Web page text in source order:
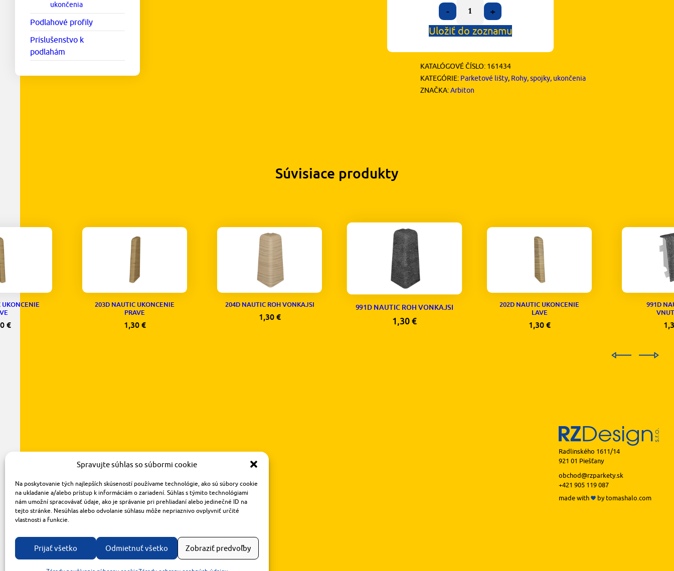
Spravujte súhlas so súbormi cookie
Na poskytovanie tých najlepších skúseností používame technológie, ako sú súbory cookie
na ukladanie a/alebo prístup k informáciám o zariadení. Súhlas s týmito technológiami
nám umožní spracovávať údaje, ako je správanie pri prehliadaní alebo jedinečné ID na
tejto stránke. Nesúhlas alebo odvolanie súhlasu môže nepriaznivo ovplyvniť určité
vlastnosti a funkcie.
Prijať všetko Odmietnuť všetko Zobraziť predvoľby
ukončenia
Podlahové profily
Príslušenstvo k
podlahám
-
+
Uložiť do zoznamu
KATALÓGOVÉ ČÍSLO: 161434
KATEGÓRIE: Parketové lišty, Rohy, spojky, ukončenia
ZNAČKA:Arbiton
Súvisiace produkty
€
203D NAUTIC UKONCENIE
PRAVE
1,30 €
204D NAUTIC ROH VONKAJSI
1,30 €
991D NAUTIC ROH VONKAJSI
1,30€
202D NAUTIC UKONCENIE
LAVE
1,30 €
991D
Radlinského 1611/14
921 01 Piešťany
obchod@rzparkety.sk
+421 905 119 087
made with
bytomashalo.com